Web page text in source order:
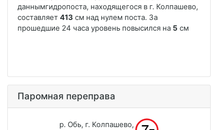
Паромная переправа
р. Обь, г. Колпашево,